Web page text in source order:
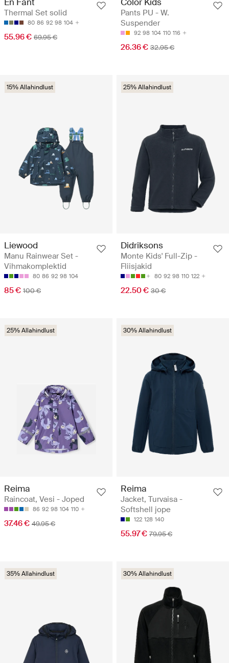
Thermal Set solid
80 86 92 98 104
55.96 € 69.95 €
Pants PU - W.
Suspender
92 98 104 110 116
26.36 € 32.95 €
15% Allahindlust
Liewood
Manu Rainwear Set -
Vihmakomplektid
80 86 92 98 104
85 € 100 €
25% Allahindlust
Didriksons
Monte Kids' Full-Zip -
Fliisjakid
80 92 98 110 122
22.50 € 30 €
25% Allahindlust
Reima
Raincoat, Vesi - Joped
86 92 98 104 110
37.46 € 49.95 €
30% Allahindlust
Reima
Jacket, Turvaisa -
Softshell jope
122 128 140
55.97 € 79.95 €
35% Allahindlust 30% Allahindlust